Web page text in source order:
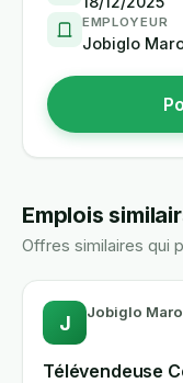
EMPLOYEUR
Jobiglo
Emplois
Offres similaires qui
J Jobiglo
Télévendeuse